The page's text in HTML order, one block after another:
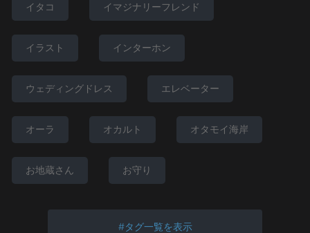
イタコ イマジナリーフレンド
イラスト インターホン
ウェディングドレス エレベーター
オーラ オカルト オタモイ海岸
お地蔵さん お守り
タグ一覧を表示